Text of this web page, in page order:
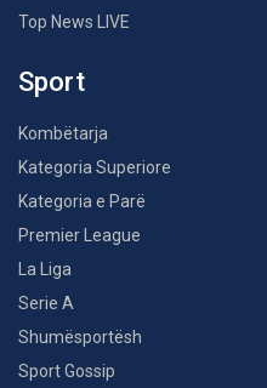
Top News LIVE
Sport
Kombëtarja
Kategoria Superiore
Kategoria e Parë
Premier League
La Liga
Serie A
Shumësportësh
Sport Gossip